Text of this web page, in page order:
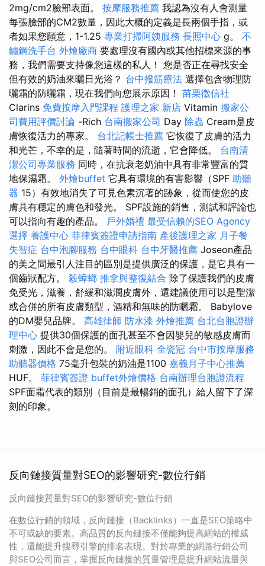
2mg/cm2臉部表面。 按摩服務推薦 我認為沒有人會測量
每張臉部的CM2數量，因此大概的定義是長兩個手指，或
者如果您願意，1-1.25 專業打掃阿姨服務 長照中心 g。 不
鏽鋼洗手台 外燴廠商 要處理沒有國內或其他招標來源的事
務，我們需要支持像您這樣的私人！ 您是否正在尋找安全
但有效的奶油來曬日光浴？ 台中撥筋療法 選擇包含物理防
曬霜的防曬霜，現在我們向您展示原因！ 苗栗徵信社
Clarins 免費按摩入門課程 護理之家 新店 Vitamin 搬家公
司費用評價討論 -Rich 台南搬家公司 Day 除蟲 Cream是皮
膚恢復活力的專家。 台北記帳士推薦 它恢復了皮膚的活力
和光芒，不幸的是，隨著時間的流逝，它會降低。 台南清
潔公司專業服務 同時，在抗衰老奶油中具有非常豐富的質
地保濕霜。 外燴buffet 它具有環境的有害影響（SPF 助聽
器 15）有效地消失了可見色素沉著的跡象，從而使您的皮
膚具有穩定的膚色和發光。 SPF設施的銷售，測試和評論也
可以指向有趣的產品。 戶外婚禮 最受信賴的SEO Agency
選擇 養護中心 菲律賓簽證申請指南 產後護理之家 月子餐
失智症 台中泡腳服務 台中眼科 台中牙醫推薦 Joseon產品
的美之間最引人注目的區別是提供廣泛的保護，是它具有一
個齒狀配方。 殺蟑螂 推拿與整復結合 除了保護我們的皮膚
免受光，滋養，舒緩和滋潤皮膚外，還建議使用可以是聖潔
或合併的所有皮膚類型，酒精和無味的防曬霜。 Babylove
的DM嬰兒品牌。 高雄律師 防水漆 外燴推薦 台北台胞證辦
理中心 提供30個保護的面孔甚至不會因嬰兒的敏感皮膚而
刺激，因此不會是您的。 附近眼科 全瓷冠 台中市按摩服務
助聽器價格 75毫升包裝的奶油是1100 嘉義月子中心推薦
HUF。 菲律賓簽證 buffet外燴價格 台南辦理台胞證流程
SPF面霜代表的類別（目前是最暢銷的面孔）給人留下了深
刻的印象。
反向鏈接質量對SEO的影響研究-數位行銷
反向鏈接質量對SEO的影響研究-數位行銷
在數位行銷的領域，反向鏈接（Backlinks）一直是SEO策略中
不可或缺的要素。高品質的反向鏈接不僅能夠提高網站的權威
性，還能提升搜尋引擎的排名表現。對於專業的網路行銷公司
與SEO公司而言，掌握反向鏈接的質量管理是提升網站流量與